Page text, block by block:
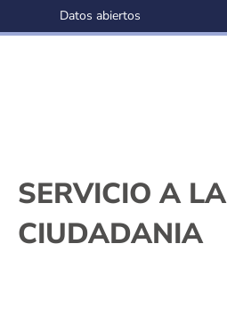
Datos abiertos
SERVICIO A LA
CIUDADANIA